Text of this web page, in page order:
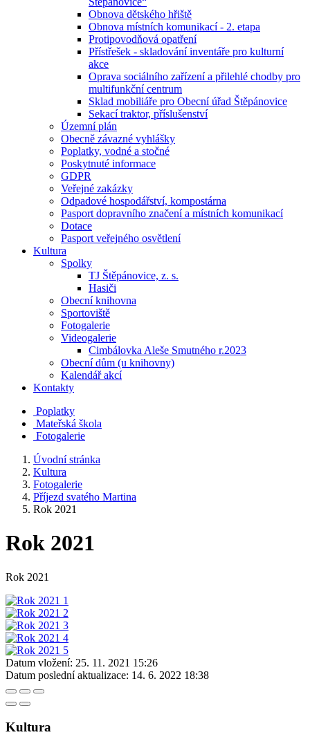
Obnova dětského hřiště
Obnova místních komunikací - 2. etapa
Protipovodňová opatření
Přístřešek - skladování inventáře pro kulturní
akce
Oprava sociálního zařízení a přilehlé chodby pro
multifunkční centrum
Sklad mobiliáře pro Obecní úřad Štěpánovice
Sekací traktor, příslušenství
Územní plán
Obecně závazné vyhlášky
Poplatky, vodné a stočné
Poskytnuté informace
GDPR
Veřejné zakázky
Odpadové hospodářství, kompostárna
Pasport dopravního značení a místních komunikací
Dotace
Pasport veřejného osvětlení
Kultura
Spolky
TJ Štěpánovice, z. s.
Hasiči
Obecní knihovna
Sportoviště
Fotogalerie
Videogalerie
Cimbálovka Aleše Smutného r.2023
Obecní dům (u knihovny)
Kalendář akcí
Kontakty
Poplatky
Mateřská škola
Fotogalerie
Úvodní stránka
Kultura
Fotogalerie
Příjezd svatého Martina
Rok 2021
Rok 2021
Rok 2021
Datum vložení: 25. 11. 2021 15:26
Datum poslední aktualizace: 14. 6. 2022 18:38
Kultura